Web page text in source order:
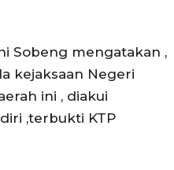
Sobeng mengatakan ,
kejaksaan Negeri
ini , diakui
,terbukti KTP